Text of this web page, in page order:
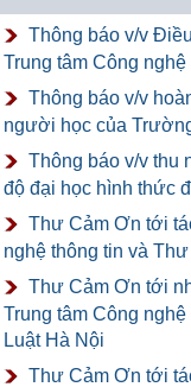
Thông báo v/v
Trung tâm Công
Thông báo v/v
người học của
Thông báo v/v thu
độ đại học hình thức
Thư Cảm Ơn tới
nghệ thông tin và
Thư Cảm Ơn tới
Trung tâm Công
Luật Hà Nội
Thư Cảm Ơn tới